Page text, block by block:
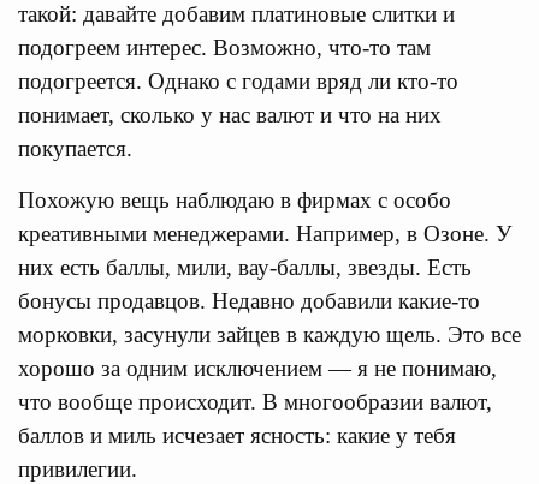
такой: давайте добавим платиновые слитки и
подогреем интерес. Возможно, что-то там
подогреется. Однако с годами вряд ли кто-то
понимает, сколько у нас валют и что на них
покупается.
Похожую вещь наблюдаю в фирмах с особо
креативными менеджерами. Например, в Озоне. У
них есть баллы, мили, вау-баллы, звезды. Есть
бонусы продавцов. Недавно добавили какие-то
морковки, засунули зайцев в каждую щель. Это все
хорошо за одним исключением — я не понимаю,
что вообще происходит. В многообразии валют,
баллов и миль исчезает ясность: какие у тебя
привилегии.